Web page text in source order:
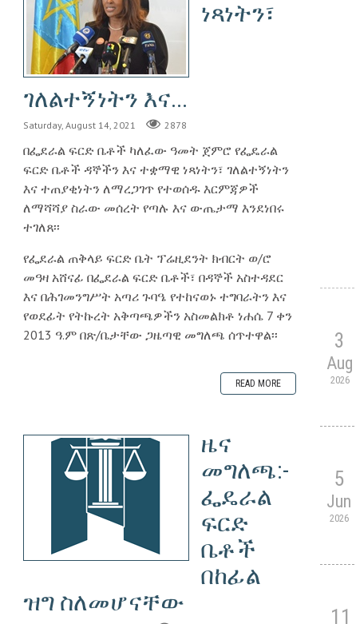
ነጻነትን፣
ገለልተኝነትን እና...
Saturday, August 14, 2021 2878
በፌደራል ፍርድ ቤቶች ካለፈው ዓመት ጀምሮ የፌዴራል
ፍርድ ቤቶች ዳኞችን እና ተቋማዊ ነጻነትን፣ ገለልተኝነትን
እና ተጠያቂነትን ለማረጋገጥ የተወሰዱ እርምጃዎች
ለማሻሻያ ስራው መሰረት የጣሉ እና ውጤታማ እንደነበሩ
ተገለጸ፡፡
የፌደራል ጠቅላይ ፍርድ ቤት ፕሬዚደንት ክብርት ወ/ሮ
መዓዛ አሸናፊ በፌደራል ፍርድ ቤቶች፣ በዳኞች አስተዳደር
እና በሕገመንግሥት አጣሪ ጉባዔ የተከናወኑ ተግባራትን እና
የወደፊት የትኩረት አቅጣጫዎችን አስመልክቶ ነሐሴ 7 ቀን
2013 ዓ.ም በጽ/ቤታቸው ጋዜጣዊ መግለጫ ሰጥተዋል፡፡
READ MORE
ዜና
መግለጫ:-
ፌዴራል
ፍርድ
ቤቶች
በከፊል
ዝግ ስለመሆናቸው
3
Aug
2026
5
Jun
2026
11